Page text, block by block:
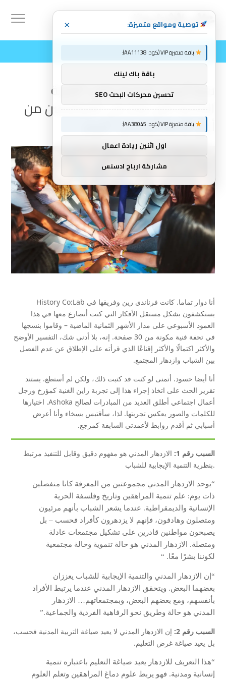
ستة أسباب لقراءة كتاب “التربية
المدنية التي تركز على المراهقين من
أجل ازدهار الإنسان” اليوم
أنا دوار تماما. كانت فرناندي رين وفريقها في History Co:Lab
يستكشفون بشكل مستقل الأفكار التي كنت أتصارع معها في هذا
العمود الأسبوعي على مدار الأشهر الثمانية الماضية – وقاموا بنسجها
في تحفة فنية مكونة من 30 صفحة. إنه، بلا أدنى شك، التفسير الأوضح
والأكثر اكتمالًا والأكثر إقناعًا الذي قرأته على الإطلاق عن عدم الفصل
بين الشباب وازدهار المجتمع.
أنا أيضا حسود. أتمنى لو كنت قد كتبت ذلك، ولكن لم أستطع. يستند
تقرير الحث على اتخاذ إجراء هذا إلى تجربة راين الغنية كمؤرخ ورجل
أعمال اجتماعي أطلق العديد من المبادرات لصالح Ashoka. اختيارها
للكلمات والصور يعكس تجربتها. لذا، سأقتبس بسخاء وأنا أعرض
أسبابي ثم أقدم روابط لأعمدتي السابقة كمرجع.
السبب رقم 1:
الازدهار المدني هو مفهوم دقيق وقابل للتنفيذ مرتبط
بنظرية التنمية الإيجابية للشباب.
“يوحد الازدهار المدني مجموعتين من المعرفة كانا منفصلين
ذات يوم: علم تنمية المراهقين وتاريخ وفلسفة الحرية
الإنسانية والديمقراطية. عندما يشعر الشباب بأنهم مرئيون
ومتصلون وهادفون، فإنهم لا يزدهرون كأفراد فحسب – بل
يصبحون مواطنين قادرين على تشكيل مجتمعات عادلة
ومتصلة. الازدهار المدني هو حالة تنموية وحالة مجتمعية
لكوننا بشرًا معًا. “
“إن الازدهار المدني والتنمية الإيجابية للشباب يعززان
بعضهما البعض. ويتحقق الازدهار المدني عندما يرتبط الأفراد
بأنفسهم، ومع بعضهم البعض، وبمجتمعاتهم… الازدهار
المدني هو حالة وطريق نحو الرفاهية الفردية والجماعية.”
السبب رقم 2:
إن الازدهار المدني لا يعيد صياغة التربية المدنية فحسب،
بل يعيد صياغة غرض التعليم.
“هذا التعريف للازدهار يعيد صياغة التعليم باعتباره تنمية
إنسانية ومدنية. فهو يربط علوم دماغ المراهقين وتعلم العلوم
توصية ومواقع متميزة: ×
باقة متميزة VIP (كود: AA11138):
باقة باك لينك
تحسين محركات البحث SEO
باقة متميزة VIP (كود: AA38045):
اول اثنين ريادة اعمال
مشاركة ارباح ادسنس